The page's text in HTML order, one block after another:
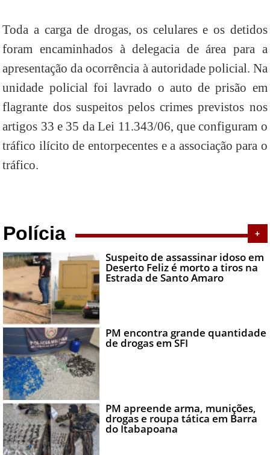
Toda a carga de drogas, os celulares e os detidos
foram encaminhados à delegacia de área para a
apresentação da ocorrência à autoridade policial. Na
unidade policial foi lavrado o auto de prisão em
flagrante dos suspeitos pelos crimes previstos nos
artigos 33 e 35 da Lei 11.343/06, que configuram o
tráfico ilícito de entorpecentes e a associação para o
tráfico.
Polícia +
Suspeito de assassinar idoso em
Deserto Feliz é morto a tiros na
Estrada de Santo Amaro
PM encontra grande quantidade
de drogas em SFI
PM apreende arma, munições,
drogas e roupa tática em Barra
do Itabapoana